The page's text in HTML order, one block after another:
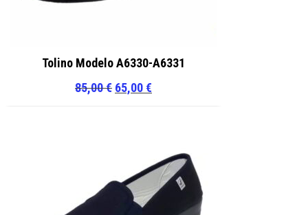
Tolino Modelo A6330-A6331
85,00€ El
85,00 €.
65,00€
65,00 €.